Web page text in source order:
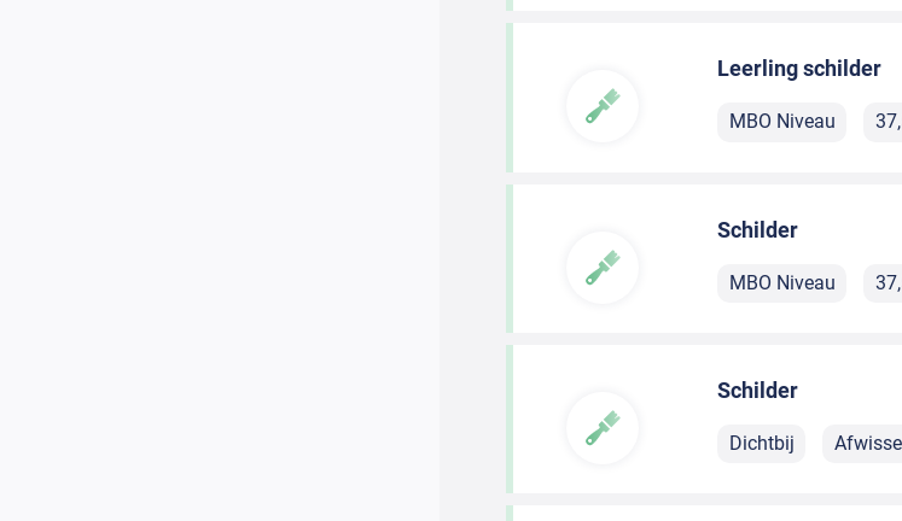
Leerling schilder
MBO Niveau
Schilder
MBO Niveau
Schilder
Dichtbij